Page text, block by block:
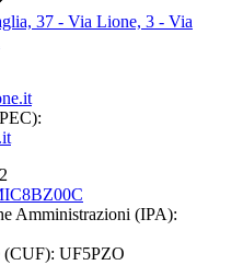
37 - Via Lione, 3 - Via
Amministrazioni (IPA):
(CUF): UF5PZO